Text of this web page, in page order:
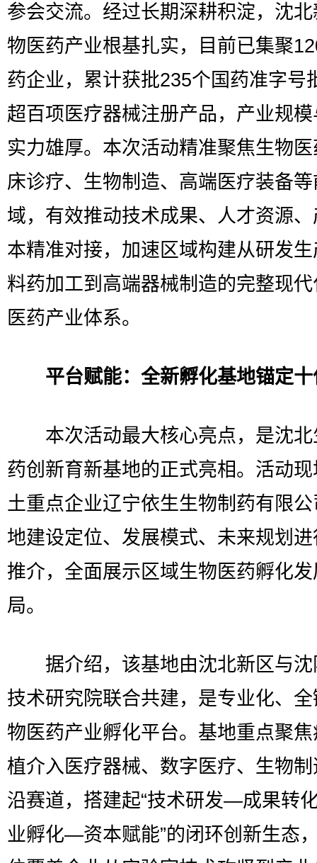
参会交流。经过长期深耕积淀，沈
物医药产业根基扎实，目前已集聚
药企业，累计获批235个国药准字号
超百项医疗器械注册产品，产业规
实力雄厚。本次活动精准聚焦生物
床诊疗、生物制造、高端医疗装备
域，有效推动技术成果、人才资源
本精准对接，加速区域构建从研发
料药加工到高端器械制造的完整现
医药产业体系。
平台赋能：全新孵化基地锚定
本次活动最大核心亮点，是沈北
药创新育新基地的正式亮相。活动
土重点企业辽宁依生生物制药有限
地建设定位、发展模式、未来规划
推介，全面展示区域生物医药孵化
局。
据介绍，该基地由沈北新区与沈
技术研究院联合共建，是专业化、
物医药产业孵化平台。基地重点聚
植介入医疗器械、数字医疗、生物
沿赛道，搭建起“技术研发—成果转
业孵化—资本赋能”的闭环创新生态